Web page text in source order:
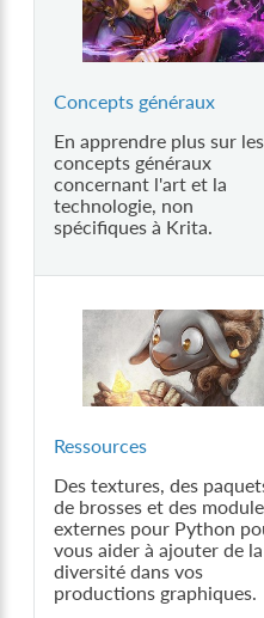
Concepts généraux
En apprendre plus sur les
concepts généraux
concernant l'art et la
technologie, non
spécifiques à Krita.
Ressources
Des textures, des
de brosses et des
externes pour Python
vous aider à ajouter de la
diversité dans vos
productions graphiques.